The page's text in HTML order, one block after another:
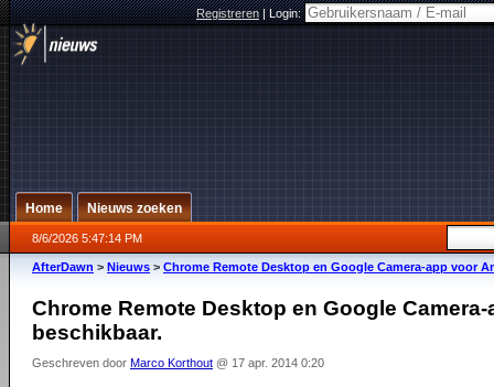
Registreren|Login:
Home Nieuws zoeken
8/6/2026 5:47:14 PM
AfterDawn > Nieuws > Chrome Remote Desktop en Google Camera-app voor
Chrome Remote Desktop en Google
beschikbaar.
Geschreven door Marco Korthout @ 17 apr. 2014 0:20